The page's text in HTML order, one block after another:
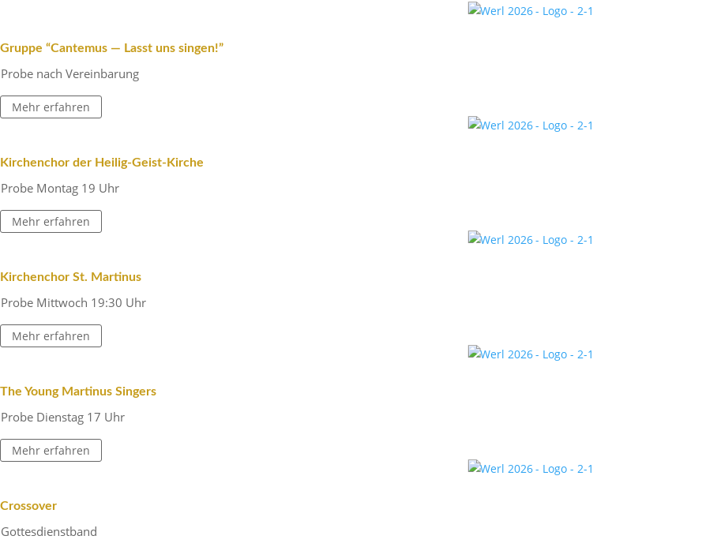
Gruppe “Cantemus — Lasst uns singen!”
Probe nach Vereinbarung
Mehr erfahren
Kirchen­chor der Heilig-Geist-Kirche
Probe Montag 19 Uhr
Mehr erfahren
Kirchen­chor St. Martinus
Probe Mitt­woch 19:30 Uhr
Mehr erfahren
The Young Martinus Singers
Probe Dienstag 17 Uhr
Mehr erfahren
Cross­over
Gottes­dienst­band